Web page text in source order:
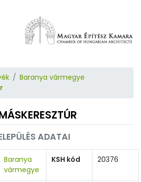
Baranya vármegye
ADATAI
Baranya
vármegye
KSH kód 20376